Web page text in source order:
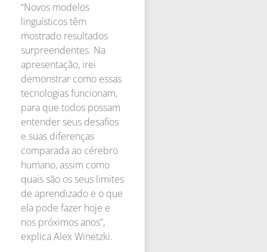
“Novos modelos
linguísticos têm
mostrado resultados
surpreendentes. Na
apresentação, irei
demonstrar como essas
tecnologias funcionam,
para que todos possam
entender seus desafios
e suas diferenças
comparada ao cérebro
humano, assim como
quais são os seus limites
de aprendizado e o que
ela pode fazer hoje e
nos próximos anos”,
explica Alex Winetzki.